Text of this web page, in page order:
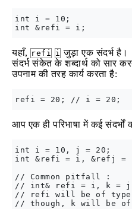
int i = 10;
यहाँ, refi i जुड़ा एक संदर्भ है।
संदर्भ संकेत के शब्दार्थ को सार
उपनाम की तरह कार्य करता है:
आप एक ही परिभाषा में कई संदर्भों
int i = 10, j = 20;
int &refi = i, &refj =
// Common pitfall :
// int& refi = i, k =
// refi will be of type